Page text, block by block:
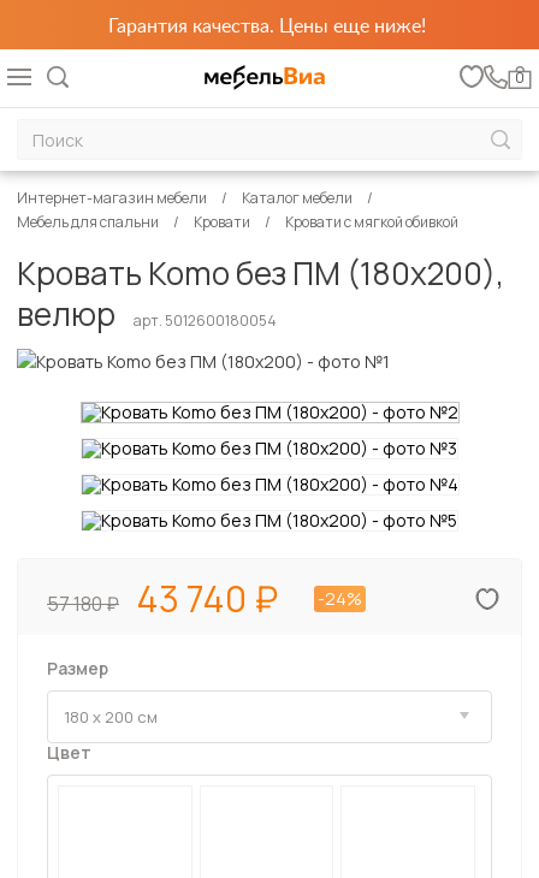
Гарантия качества. Цены еще ниже!
0
Интернет-магазин мебели
Каталог мебели
Мебель для спальни
Кровати Кровати с мягкой обивкой
Кровать Komo без ПМ (180х200),
велюр
арт. 5012600180054
57 180 43 740 -24%
Размер
Цвет